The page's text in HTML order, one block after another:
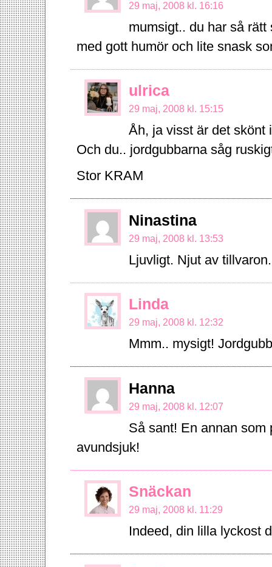
29 maj, 2008 kl. 16:16
mumsigt.. du har så
med gott humör och lite snask
ulrica
29 maj, 2008 kl. 15:15
Åh, ja visst är det skönt
Och du.. jordgubbarna såg
Stor KRAM
Ninastina
29 maj, 2008 kl. 13:53
Ljuvligt. Njut av tillvaron.
Linda
29 maj, 2008 kl. 12:32
Mmm.. mysigt!
Hanna
29 maj, 2008 kl. 12:07
Så sant! En annan som
avundsjuk!
Snäckan
29 maj, 2008 kl. 11:29
Indeed, din lilla lyckost